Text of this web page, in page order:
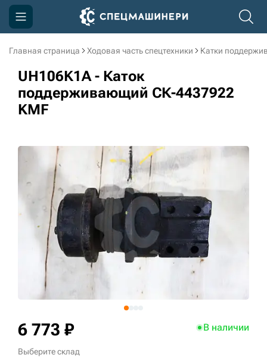
Главная страница Ходовая часть спецтехники Катки
UH106K1A - Каток
поддерживающий СК-4437922
KMF
6 773 ₽ В наличии
Выберите склад
Компания
Акции
Доставка и оплата
3D тур по производству
3D тур по складам
sksale@skdst.ru
+7 (499) 394-50-93